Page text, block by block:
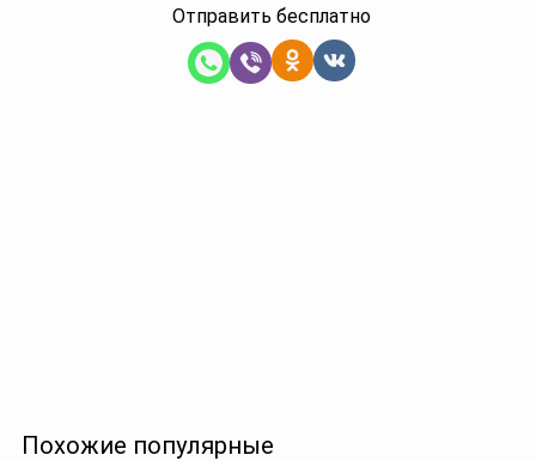
Отправить бесплатно
Похожие популярные